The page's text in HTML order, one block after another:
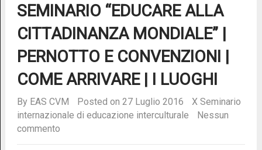
SEMINARIO “EDUCARE ALLA
CITTADINANZA MONDIALE” |
PERNOTTO E CONVENZIONI |
COME ARRIVARE | I LUOGHI
By EAS CVM Posted on 27 Luglio 2016
X Seminario
internazionale di educazione interculturale
Nessun
commento